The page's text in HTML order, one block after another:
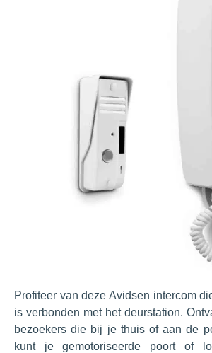
Profiteer van deze Avidsen intercom
is verbonden met het deurstation.
bezoekers die bij je thuis of aan de
kunt je gemotoriseerde poort of